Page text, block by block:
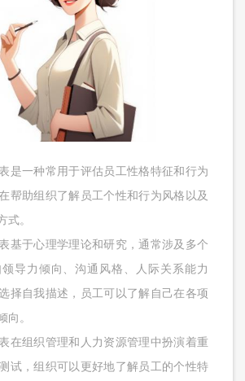
是一种常用于评估员工性格特征和行为
帮助组织了解员工个性和行为风格以及
。
基于心理学理论和研究，通常涉及多个
导力倾向、沟通风格、人际关系能力
择自我描述，员工可以了解自己在各项
。
在组织管理和人力资源管理中扮演着重
试，组织可以更好地了解员工的个性特